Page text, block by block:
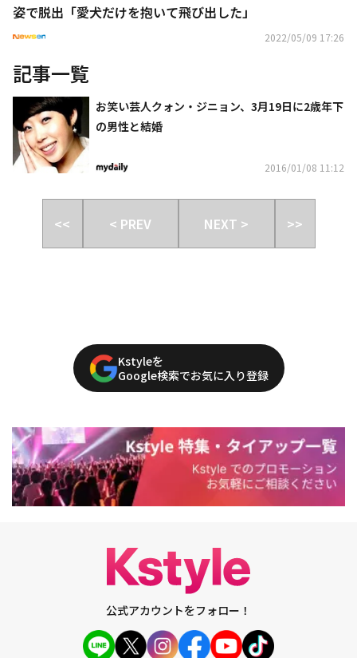
姿で脱出「愛犬だけを抱いて飛び出した」
2022/05/09 17:26
記事一覧
お笑い芸人クォン・ジニョン、3月19日に2歳年下
の男性と結婚
2016/01/08 11:12
<< < PREV NEXT > >>
Kstyleを
Google検索でお気に入り登録
公式アカウントをフォロー！